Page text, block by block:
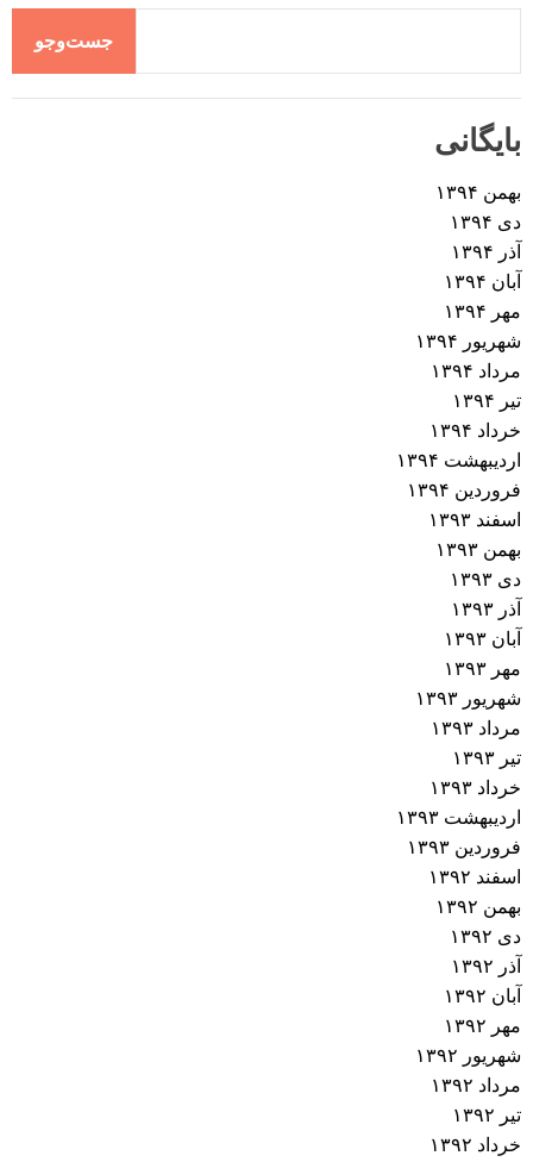
جست‌وجو
بایگانی
بهمن ۱۳۹۴
دی ۱۳۹۴
آذر ۱۳۹۴
آبان ۱۳۹۴
مهر ۱۳۹۴
شهریور ۱۳۹۴
مرداد ۱۳۹۴
تیر ۱۳۹۴
خرداد ۱۳۹۴
اردیبهشت ۱۳۹۴
فروردین ۱۳۹۴
اسفند ۱۳۹۳
بهمن ۱۳۹۳
دی ۱۳۹۳
آذر ۱۳۹۳
آبان ۱۳۹۳
مهر ۱۳۹۳
شهریور ۱۳۹۳
مرداد ۱۳۹۳
تیر ۱۳۹۳
خرداد ۱۳۹۳
اردیبهشت ۱۳۹۳
فروردین ۱۳۹۳
اسفند ۱۳۹۲
بهمن ۱۳۹۲
دی ۱۳۹۲
آذر ۱۳۹۲
آبان ۱۳۹۲
مهر ۱۳۹۲
شهریور ۱۳۹۲
مرداد ۱۳۹۲
تیر ۱۳۹۲
خرداد ۱۳۹۲